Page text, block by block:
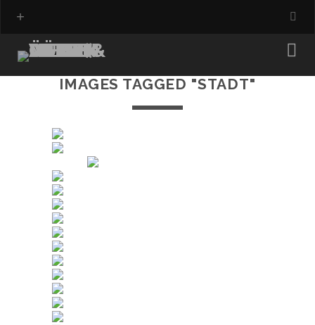
IMAGES TAGGED "STADT"